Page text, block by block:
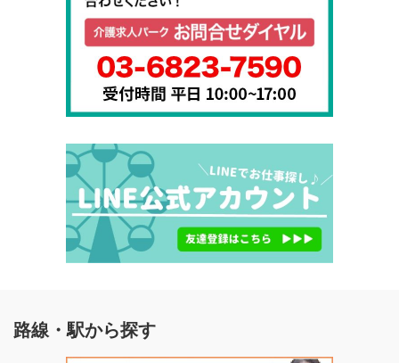
路線・駅から探す